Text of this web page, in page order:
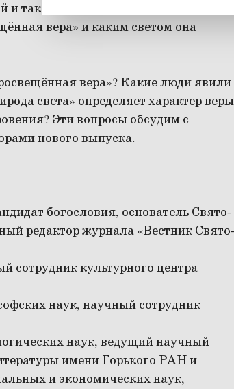
так далее. Нам бы хотелось в ходе
вера» и каким светом она
вера»? Какие люди явили
света» определяет характер
Эти вопросы обсудим с
нового выпуска.
богословия, основатель Свято-
редактор журнала «Вестник Свято-
сотрудник культурного центра
наук, научный сотрудник
наук, ведущий научный
имени Горького РАН и
и экономических наук,